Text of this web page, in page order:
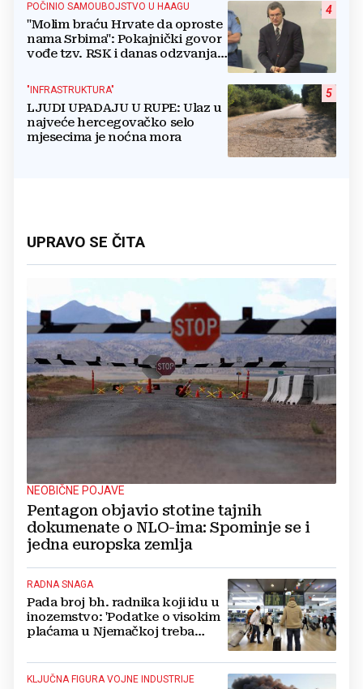
4
POČINIO SAMOUBOJSTVO U HAAGU
"Molim braću Hrvate da oproste
nama Srbima": Pokajnički govor
vođe tzv. RSK i danas odzvanja
5
"INFRASTRUKTURA"
LJUDI UPADAJU U RUPE: Ulaz u
najveće hercegovačko selo
mjesecima je noćna mora
UPRAVO SE ČITA
NEOBIČNE POJAVE
Pentagon objavio stotine tajnih
dokumenate o NLO-ima: Spominje se i
jedna europska zemlja
RADNA SNAGA
Pada broj bh. radnika koji idu u
inozemstvo: 'Podatke o visokim
plaćama u Njemačkoj treba
KLJUČNA FIGURA VOJNE INDUSTRIJE